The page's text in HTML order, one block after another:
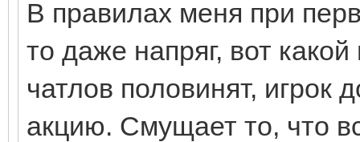
В правилах меня при
то даже напряг, вот
чатлов половинят, игрок
акцию. Смущает то, что